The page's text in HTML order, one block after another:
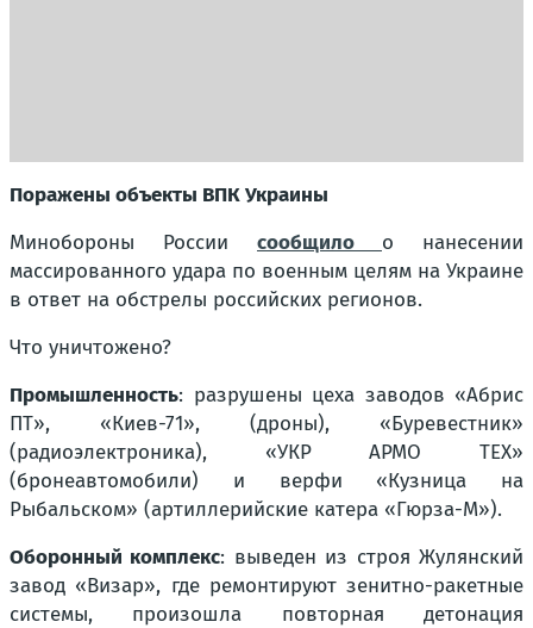
Поражены объекты ВПК Украины
Минобороны России сообщило о нанесении
массированного удара по военным целям на Украине
в ответ на обстрелы российских регионов.
Что уничтожено?
Промышленность: разрушены цеха заводов «Абрис
ПТ», «Киев-71», (дроны), «Буревестник»
(радиоэлектроника), «УКР АРМО ТЕХ»
(бронеавтомобили) и верфи «Кузница на
Рыбальском» (артиллерийские катера «Гюрза-М»).
Оборонный комплекс: выведен из строя Жулянский
завод «Визар», где ремонтируют зенитно-ракетные
системы, произошла повторная детонация